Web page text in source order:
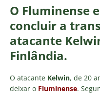
O Fluminense
concluir a
atacante
Finlândia.
O atacante Kelwin, de 20
deixar o Fluminense.